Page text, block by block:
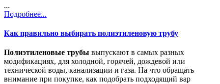
...
Подробнее...
Как правильно выбирать полиэтиленовую трубу
Полиэтиленовые трубы выпускают в самых разных
модификациях, для холодной, горячей, дождевой или
технической воды, канализации и газа. На что обращать
внимание при покупке, как подобрать подходящий вар